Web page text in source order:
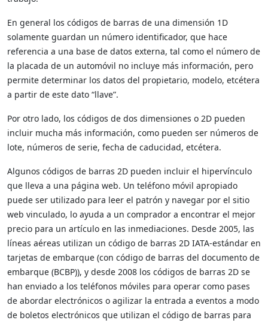
En general los códigos de barras de una dimensión 1D
solamente guardan un número identificador, que hace
referencia a una base de datos externa, tal como el número de
la placada de un automóvil no incluye más información, pero
permite determinar los datos del propietario, modelo, etcétera
a partir de este dato “llave”.
Por otro lado, los códigos de dos dimensiones o 2D pueden
incluir mucha más información, como pueden ser números de
lote, números de serie, fecha de caducidad, etcétera.
Algunos códigos de barras 2D pueden incluir el hipervínculo
que lleva a una página web. Un teléfono móvil apropiado
puede ser utilizado para leer el patrón y navegar por el sitio
web vinculado, lo ayuda a un comprador a encontrar el mejor
precio para un artículo en las inmediaciones. Desde 2005, las
líneas aéreas utilizan un código de barras 2D IATA-estándar en
tarjetas de embarque (con código de barras del documento de
embarque (BCBP)), y desde 2008 los códigos de barras 2D se
han enviado a los teléfonos móviles para operar como pases
de abordar electrónicos o agilizar la entrada a eventos a modo
de boletos electrónicos que utilizan el código de barras para